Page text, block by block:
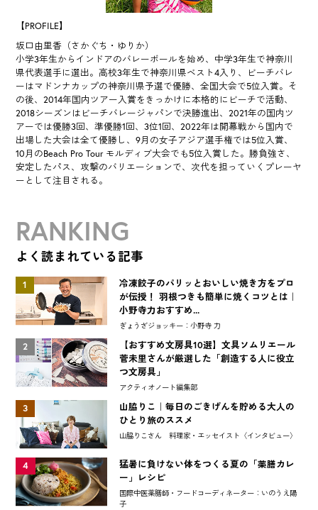
【PROFILE】
坂口由里香（さかぐち・ゆりか）
小学3年生からインドアのバレーボールを始め、中学3年生で神奈川
県代表選手に選出。高校3年生で神奈川県ベスト4入り、ビーチバレ
ーはマドンナカップの神奈川県予選で優勝、全国大会で5位入賞。そ
の後、2014年国内ツアー入賞をきっかけに本格的にビーチで活動、
2018シーズンはビーチバレージャパンで決勝進出、2021年の国内ツ
アーでは優勝3回、準優勝1回、3位1回、2022年は開幕戦から国内で
出場した大会は全て優勝し、9月の女子アジア選手権では5位入賞、
10月のBeach Pro Tour モルディブ大会でも5位入賞した。勝負強さ、
安定したパス、攻撃のバリエーションで、次代を担っていくプレーヤ
ーとして注目される。
RANKING
よく読まれている記事
1
冷凍餃子のパリッとおいしい焼き方をプロ
が伝授！ 羽根つきも簡単に焼くコツとは｜
小野寺力おすすめ...
ぎょうざジョッキー：小野寺 力
2
【おすすめ文房具10選】文具ソムリエール
菅未里さんが厳選した「創造する人に役立
つ文房具」
アクティオノート編集部
3
山脇りこ｜毎日のごきげんを貯める大人の
ひとり旅のススメ
山脇りこさん 料理家・エッセイスト〈インタビュー〉
4
猛暑に負けない体をつくる夏の「薬膳カレ
ー」レシピ
国際中医薬膳師・フードコーディネーター：いのうえ陽
子